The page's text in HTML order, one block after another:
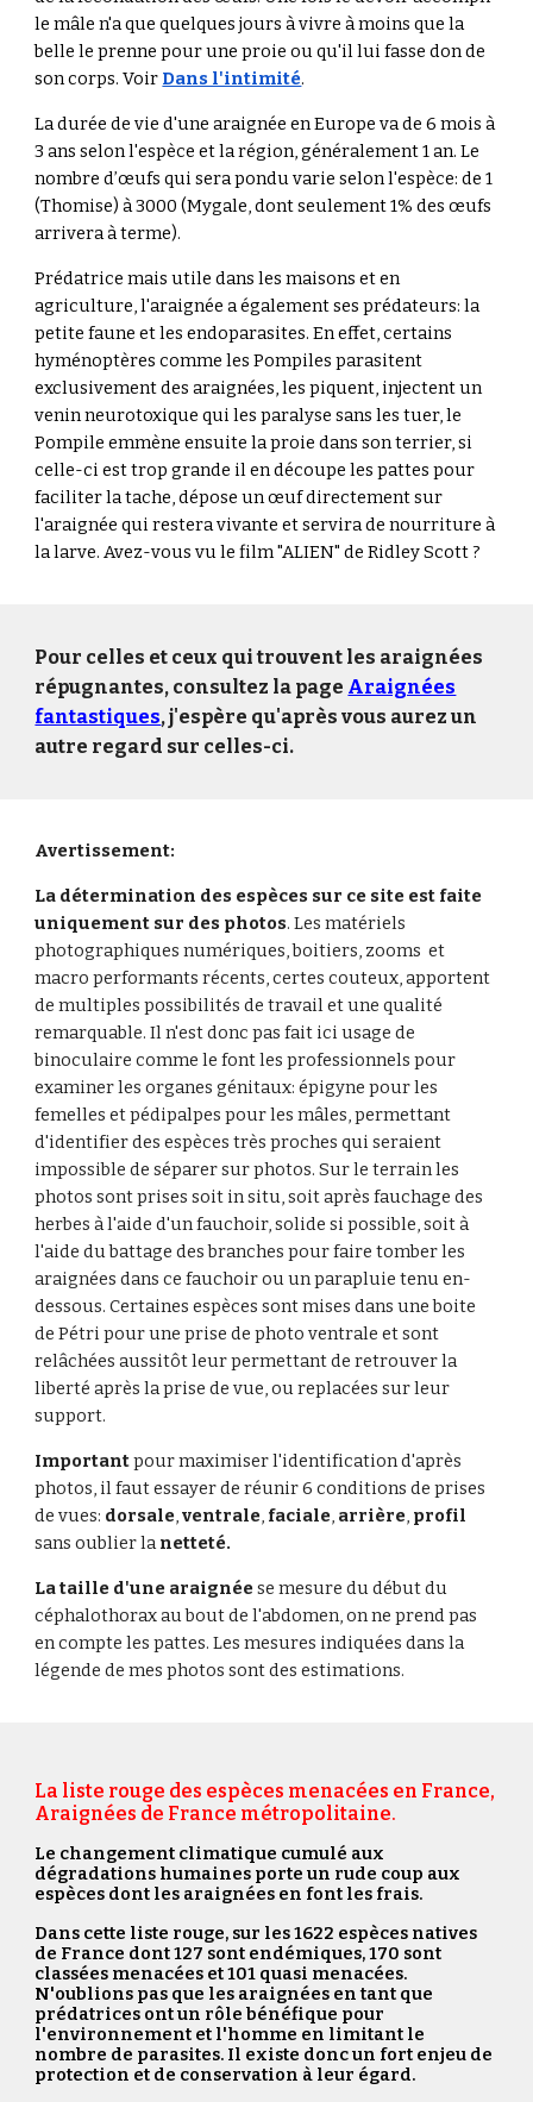
le mâlen'aque quelques jours à vivre à moins que la
belle le prenne pour une proie ou qu'il lui fasse don de
son corps. Voir Dans l'intimité.
La durée de vie d'une araignée en Europe va de 6 mois à
3 ans selon l'espèce et la région, généralement 1 an. Le
nombre d’œufs qui sera pondu varie selon l'espèce: de 1
(Thomise) à 3000 (Mygale,dontseulement 1% desœufs
arrivera à terme).
Prédatrice mais utile dans les maisons et en
agriculture, l'araignée a également ses prédateurs: la
petite faune etles endoparasites. En effet, certains
hyménoptères comme les Pompiles parasitent
exclusivement des araignées,les piquent, injectent un
venin neurotoxique qui les paralyse sans les tuer, le
Pompile emmène ensuite la proie dans son terrier, si
celle-ci est trop grande il en découpe les pattes pour
faciliter la tache, dépose un œuf directement sur
l'araignée qui restera vivante et servira de nourriture à
la larve. Avez-vous vu le film "ALIEN" de Ridley Scott ?
Pour celles et ceux qui trouvent les araignées
répugnantes, consultez la page Araignées
fantastiques,j'espère qu'après vous aurez un
autre regard sur celles-ci.
Avertissement:
La détermination des espèces sur ce site est faite
uniquement sur des photos. Les matériels
photographiques numériques, boitiers, zooms et
macro performants récents, certes couteux, apportent
de multiples possibilités de travail et une qualité
remarquable. Il n'est donc pas fait ici usage de
binoculaire comme le font les professionnels pour
examiner les organes génitaux: épigyne pour les
femelles et pédipalpes pour les mâles, permettant
d'identifier des espèces très proches qui seraient
impossible de séparer sur photos. Sur le terrain les
photos sont prises soit in situ, soit après fauchage des
herbes à l'aide d'un fauchoir, solide si possible, soit à
l'aide du battage des branches pour faire tomber les
araignées dans ce fauchoir ou un parapluie tenu en-
dessous.Certaines espèces sont mises dans une boite
de Pétri pour une prise de photo ventrale et sont
relâchées aussitôtleur permettant de retrouver la
liberté après la prise de vue, ou replacées sur leur
support.
Importantpour maximiser l'identification d'après
photos, il faut essayer de réunir 6 conditions de prises
de vues: dorsale,ventrale, faciale, arrière, profil
sans oublier lanetteté.
La taille d'une araignéese mesure du début du
céphalothorax au bout de l'abdomen, on ne prend pas
en compte les pattes. Les mesures indiquées dans la
légende de mes photos sont des estimations.
La liste rouge des espèces menacées en France,
Araignées de France métropolitaine.
Le changement climatique cumulé aux
dégradations humaines porte un rude coup aux
espèces dont les araignées en font les frais.
Dans cette liste rouge, sur les 1622 espèces natives
de France dont 127 sont endémiques,170 sont
classées menacées et 101 quasi menacées.
N'oublions pas que les araignées en tant que
prédatrices ont un rôlebénéfique pour
l'environnement et l'homme en limitant le
nombre de parasites. Il existe donc un fort enjeu de
protection et de conservation à leur égard.